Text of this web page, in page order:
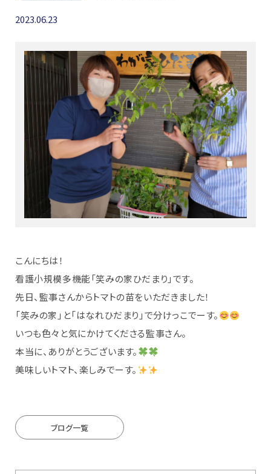
2023.06.23
こんにちは！
看護小規模多機能「笑みの家ひだまり」です。
先日、監事さんからトマトの苗をいただきました！
「笑みの家」と「はなれひだまり」で分けっこでーす。
いつも色々と気にかけてくださる監事さん。
本当に、ありがとうございます。
美味しいトマト、楽しみでーす。
ブログ一覧